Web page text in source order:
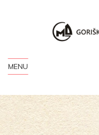
MENU